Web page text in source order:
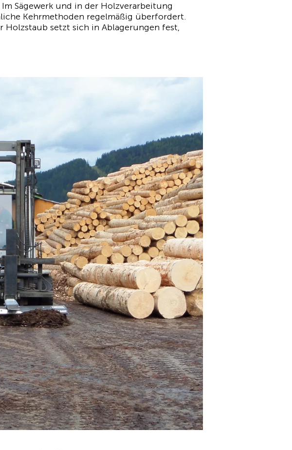
Sägewerk und in der Holzverarbeitung
Kehrmethoden regelmäßig überfordert.
Holzstaub setzt sich in Ablagerungen fest,